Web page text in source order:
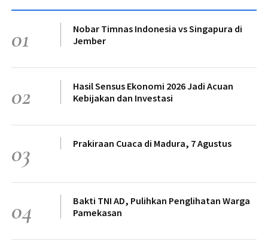
01
Nobar Timnas Indonesia vs Singapura di
Jember
02
Hasil Sensus Ekonomi 2026 Jadi Acuan
Kebijakan dan Investasi
03 Prakiraan Cuaca di Madura, 7 Agustus
04
Bakti TNI AD, Pulihkan Penglihatan Warga
Pamekasan